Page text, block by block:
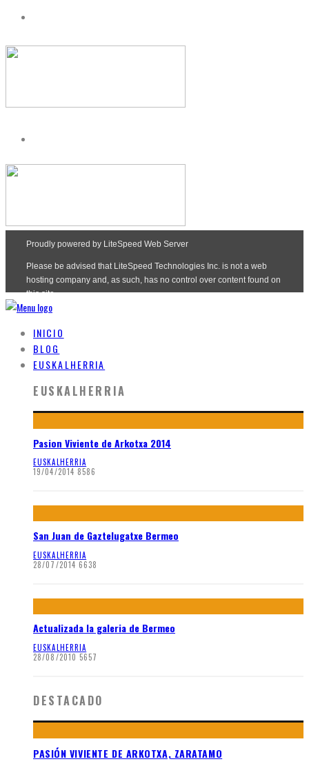
INICIO
BLOG
EUSKALHERRIA
EUSKALHERRIA
Pasion Viviente de Arkotxa 2014
EUSKALHERRIA
19/04/2014 8586
San Juan de Gaztelugatxe Bermeo
EUSKALHERRIA
28/07/2014 6638
Actualizada la galeria de Bermeo
EUSKALHERRIA
28/08/2010 5657
DESTACADO
PASIÓN VIVIENTE DE ARKOTXA, ZARATAMO